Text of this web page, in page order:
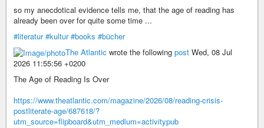
so my anecdotical evidence tells me, that the age of reading has
already been over for quite some time ...
#literatur #kultur #books #bücher
The Atlantic wrote the following post Wed, 08 Jul
2026 11:55:56 +0200
The Age of Reading Is Over
https://www.theatlantic.com/magazine/2026/08/reading-crisis-
postliterate-age/687618/?
utm_source=flipboard&utm_medium=activitypub